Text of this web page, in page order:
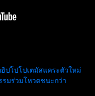
ปโปโปเตมัสแคระตัวใหม่
รมร่วมโหวตชนะกว่า